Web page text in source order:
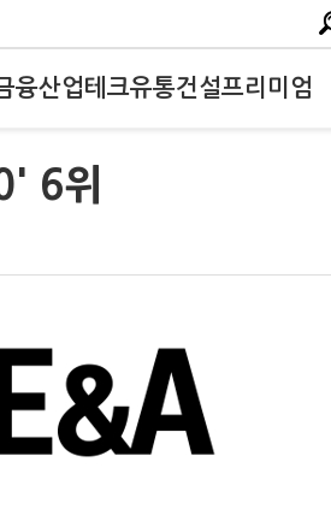
융산업테크유통건설프리미엄
6위